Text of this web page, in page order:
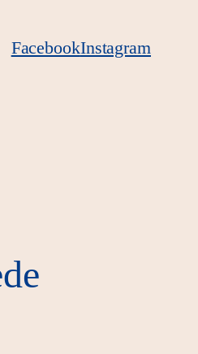
FacebookInstagram